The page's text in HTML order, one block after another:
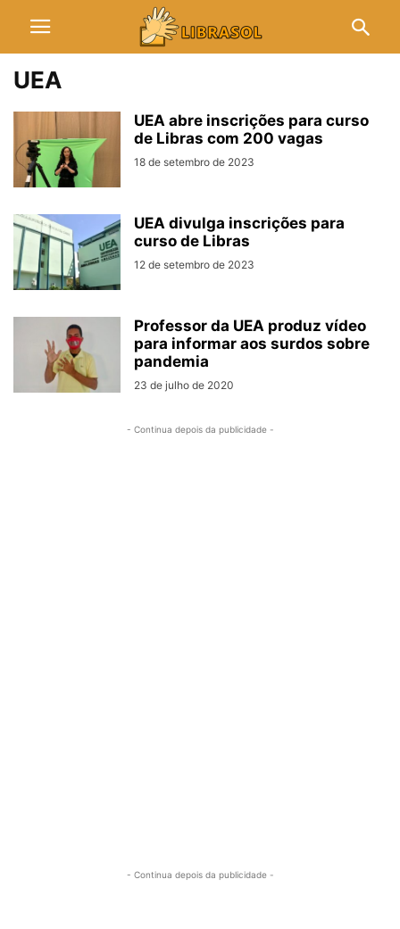
UEA
UEA abre inscrições para curso
de Libras com 200 vagas
18 de setembro de 2023
UEA divulga inscrições para
curso de Libras
12 de setembro de 2023
Professor da UEA produz vídeo
para informar aos surdos sobre
pandemia
23 de julho de 2020
- Continua depois da publicidade -
- Continua depois da publicidade -